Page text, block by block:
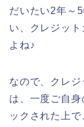
だいたい2年～
い、クレジッ
よね♪
なので、クレ
は、一度ご自
ックされた上